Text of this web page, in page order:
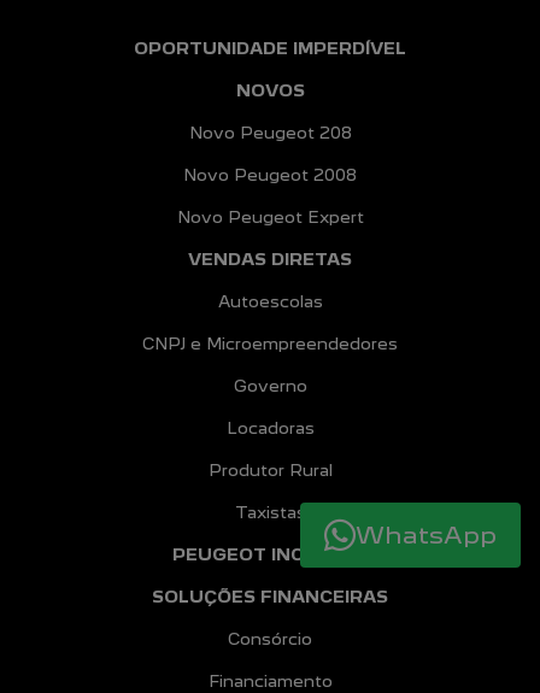
OPORTUNIDADE IMPERDÍVEL
NOVOS
Novo Peugeot 208
Novo Peugeot 2008
Novo Peugeot Expert
VENDAS DIRETAS
Autoescolas
CNPJ e Microempreendedores
Governo
Locadoras
Produtor Rural
Taxistas
PEUGEOT INCLUSÃO
SOLUÇÕES FINANCEIRAS
Consórcio
Financiamento
WhatsApp